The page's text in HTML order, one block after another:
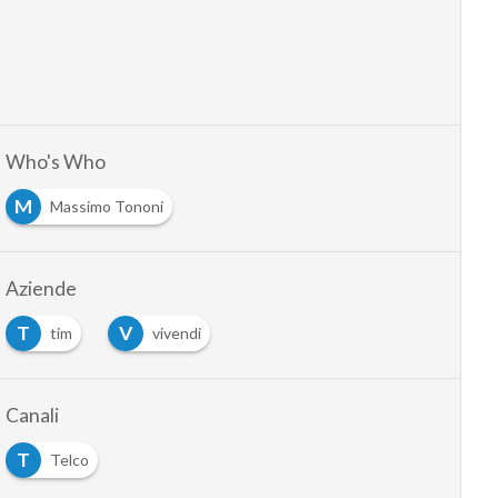
Who's Who
M
Massimo Tononi
Aziende
T
tim V
vivendi
Canali
T
Telco